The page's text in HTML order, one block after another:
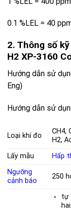
0.1 %LEL = 40
2. Thông số
H2 XP-3160
Hướng dẫn sử
Eng)
Hướng dẫn sử
Loại khí đo
CH4,
H2,
Lấy mẫu
Hấp
Ngưỡng
cảnh báo
250
tự